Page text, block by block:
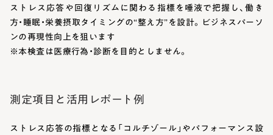
ストレス応答や回復リズムに関わる指標を唾液で把握し、働き
方・睡眠・栄養摂取タイミングの“整え方”を設計。ビジネスパーソ
ンの再現性向上を狙います
※本検査は医療行為・診断を目的としません。
測定項目と活用レポート例
ストレス応答の指標となる「コルチゾール」やパフォーマンス設